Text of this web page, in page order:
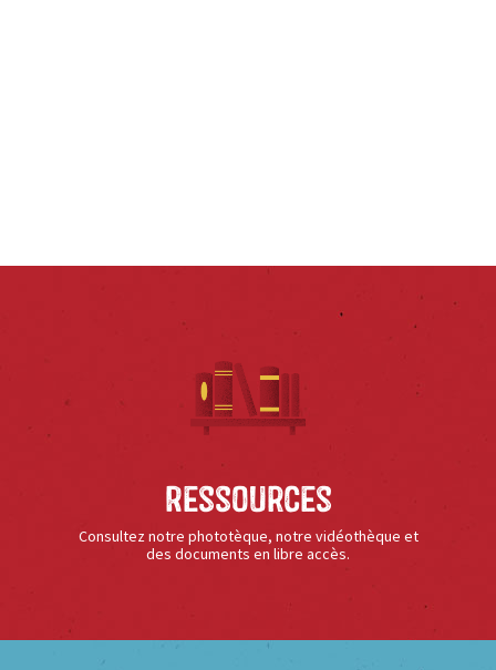
Ressources
Consultez notre phototèque, notre vidéothèque et
des documents en libre accès.